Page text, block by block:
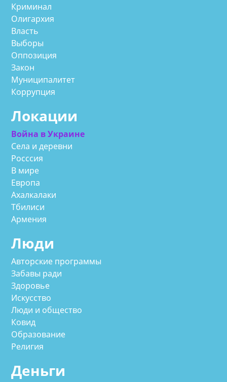
Криминал
Олигархия
Власть
Выборы
Оппозиция
Закон
Муниципалитет
Коррупция
Локации
Война в Украине
Села и деревни
Росссия
В мире
Европа
Ахалкалаки
Тбилиси
Армения
Люди
Авторские программы
Забавы ради
Здоровье
Искусство
Люди и общество
Ковид
Образование
Религия
Деньги